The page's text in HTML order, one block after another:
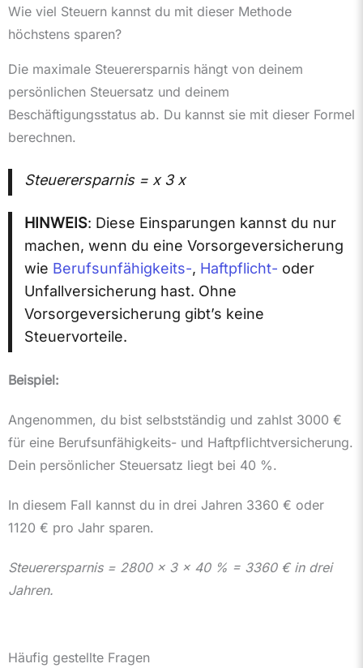
Wie viel Steuern kannst du mit dieser Methode
höchstens sparen?
Die maximale Steuerersparnis hängt von deinem
persönlichen Steuersatz und deinem
Beschäftigungsstatus ab. Du kannst sie mit dieser Formel
berechnen.
Steuerersparnis = x 3 x
HINWEIS: Diese Einsparungen kannst du nur
machen, wenn du eine Vorsorgeversicherung
wie Berufsunfähigkeits-, Haftpflicht- oder
Unfallversicherung hast. Ohne
Vorsorgeversicherung gibt’s keine
Steuervorteile.
Beispiel:
Angenommen, du bist selbstständig und zahlst 3000 €
für eine Berufsunfähigkeits- und Haftpflichtversicherung.
Dein persönlicher Steuersatz liegt bei 40 %.
In diesem Fall kannst du in drei Jahren 3360 € oder
1120 € pro Jahr sparen.
Steuerersparnis = 2800 x 3 x 40 % = 3360 € in drei
Jahren.
Häufig gestellte Fragen